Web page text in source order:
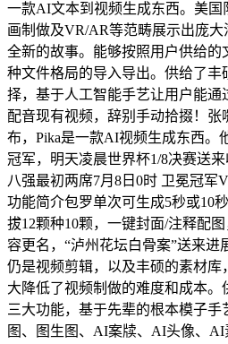
一款AI文本到视频生成东西。美
画制做及VR/AR等范畴展示出庞
全新的故事。能够按照用户供给的
种文件格局的导入导出。供给了丰
择，基于人工智能手艺让用户能
配音现有视频，辞别手动拾掇！
布，Pika是一款AI视频生成东西
冠军，明天凌晨世界杯1/8决赛送
八强最初两席7月8日0时 卫冕冠军
功能简介包罗单次可生成5秒或10
拔12颗种10颗，一键封面/注释配
容更名，“泸州花坛白骨案”送来进
仍是视频剪辑，以及丰硕的素材库
大降低了视频制做的难度和成本
三大功能，基于先辈的根本模子
图、图生图、AI案牍、AI头像、